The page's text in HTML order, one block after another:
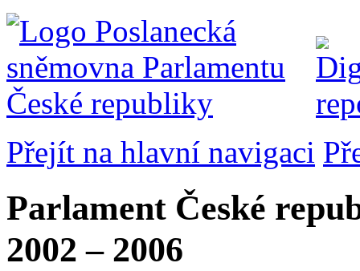
Přejít na hlavní navigaci
Parlament České
2002 – 2006